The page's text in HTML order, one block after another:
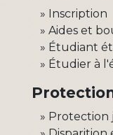
Inscription
Aides et
Étudiant
Étudier à
Protection